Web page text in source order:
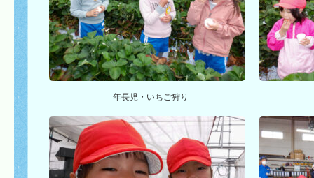
年長児・いちご狩り